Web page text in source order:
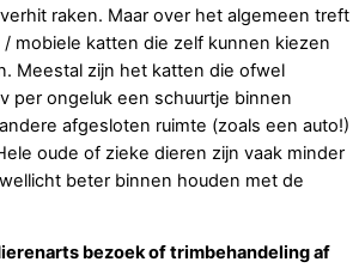
raken. Maar over het algemeen treft
mobiele katten die zelf kunnen kiezen
Meestal zijn het katten die ofwel
per ongeluk een schuurtje binnen
afgesloten ruimte (zoals een auto!)
oude of zieke dieren zijn vaak minder
beter binnen houden met de
bezoek of trimbehandeling af